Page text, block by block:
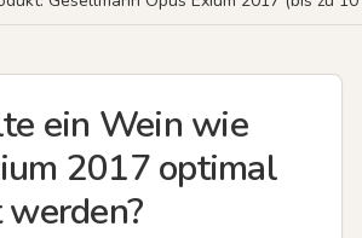
ein Wein wie
2017 optimal